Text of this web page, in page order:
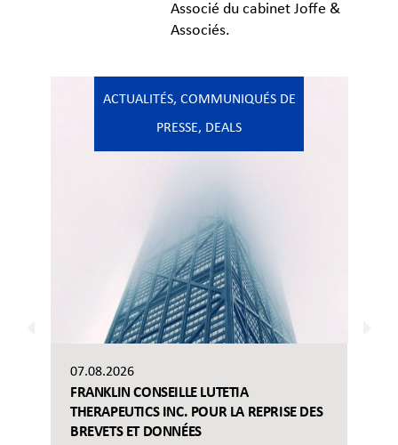
Associé du cabinet Joffe &
Associés.
ACTUALITÉS, COMMUNIQUÉS DE
PRESSE, DEALS
07.08.2026
FRANKLIN CONSEILLE LUTETIA
THERAPEUTICS INC. POUR LA REPRISE DES
BREVETS ET DONNÉES